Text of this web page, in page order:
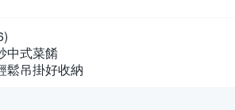
中式菜餚
鬆吊掛好收納